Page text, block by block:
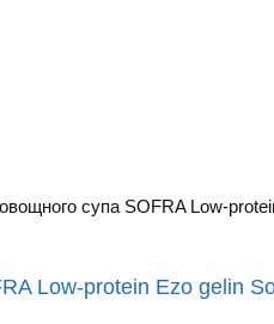
супа SOFRA Low-
Low-protein Ezo gelin